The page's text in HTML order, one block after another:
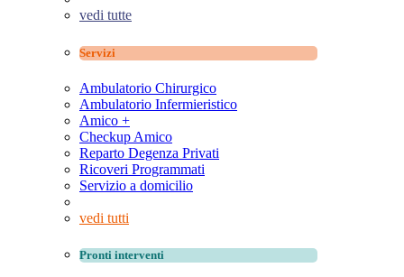
vedi tutte
Servizi
Ambulatorio Chirurgico
Ambulatorio Infermieristico
Amico +
Checkup Amico
Reparto Degenza Privati
Ricoveri Programmati
Servizio a domicilio
vedi tutti
Pronti interventi